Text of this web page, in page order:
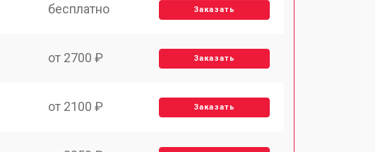
бесплатно Заказать
от 2700 ₽ Заказать
от 2100 ₽ Заказать